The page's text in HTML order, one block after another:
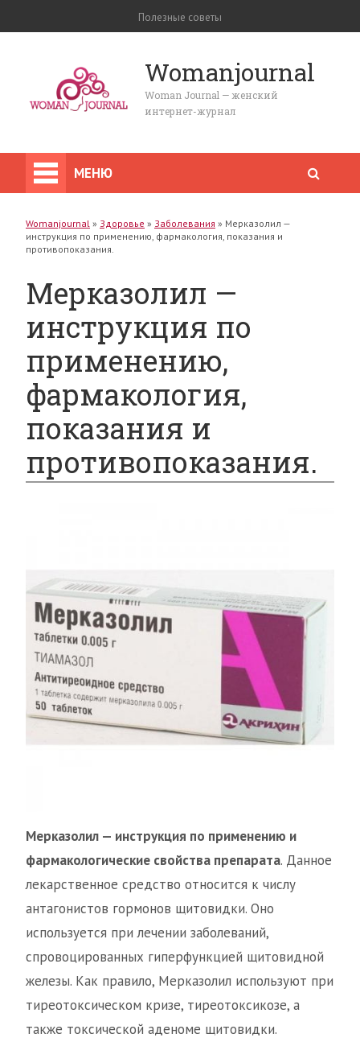
Полезные советы
Womanjournal
Woman Journal — женский
интернет-журнал
МЕНЮ
Womanjournal » Здоровье » Заболевания » Мерказолил —
инструкция по применению, фармакология, показания и
противопоказания.
Мерказолил —
инструкция по
применению,
фармакология,
показания и
противопоказания.
Мерказолил — инструкция по применению и
фармакологические свойства препарата. Данное
лекарственное средство относится к числу
антагонистов гормонов щитовидки. Оно
используется при лечении заболеваний,
спровоцированных гиперфункцией щитовидной
железы. Как правило, Мерказолил используют при
тиреотоксическом кризе, тиреотоксикозе, а
также токсической аденоме щитовидки.